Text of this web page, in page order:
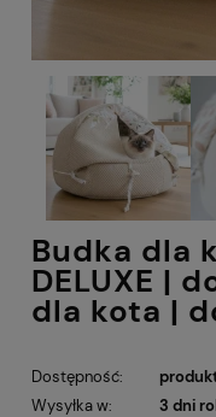
Budka dla
DELUXE |
dla kota |
Dostępność:
Wysyłka w:
3 dni